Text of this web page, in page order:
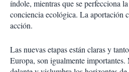
índole, mientras que se perfecciona
conciencia ecológica. La aportación
acción.
Las nuevas etapas están claras y
Europa, son igualmente